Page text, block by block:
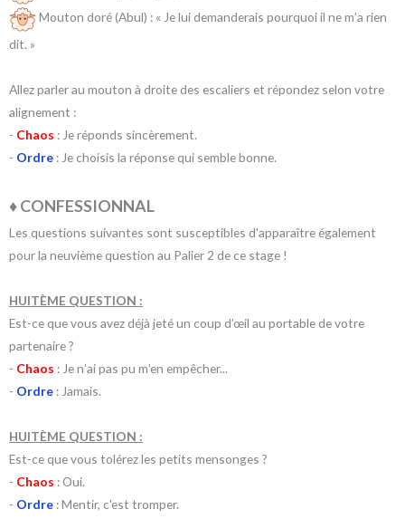
Mouton doré (Abul) : « Je lui demanderais pourquoi il ne m’a rien
dit. »
Allez parler au mouton à droite des escaliers et répondez selon votre
alignement :
- Chaos : Je réponds sincèrement.
- Ordre : Je choisis la réponse qui semble bonne.
♦ CONFESSIONNAL
Les questions suivantes sont susceptibles d'apparaître également
pour la neuvième question au Palier 2 de ce stage !
HUITÈME QUESTION :
Est-ce que vous avez déjà jeté un coup d’œil au portable de votre
partenaire ?
- Chaos : Je n’ai pas pu m’en empêcher...
- Ordre : Jamais.
HUITÈME QUESTION :
Est-ce que vous tolérez les petits mensonges ?
- Chaos : Oui.
- Ordre : Mentir, c'est tromper.